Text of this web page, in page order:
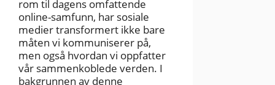
rom til dagens omfattende
online-samfunn, har sosiale
medier transformert ikke bare
måten vi kommuniserer på,
men også hvordan vi oppfatter
vår sammenkoblede verden. I
bakgrunnen av denne